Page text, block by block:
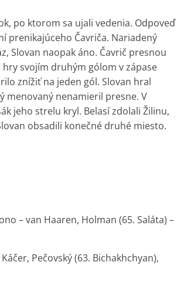
po ktorom sa ujali vedenia. Odpoveď
prenikajúceho Čavriča. Nariadený
Slovan naopak áno. Čavrič presnou
svojím druhým gólom v zápase
znížiť na jeden gól. Slovan hral
menovaný nenamieril presne. V
jeho strelu kryl. Belasí zdolali Žilinu,
obsadili konečné druhé miesto.
– van Haaren, Holman (65. Saláta) –
Pečovský (63. Bichakhchyan),